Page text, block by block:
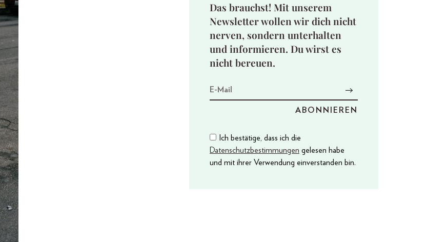
Das brauchst! Mit unserem
Newsletter wollen wir dich nicht
nerven, sondern unterhalten
und informieren. Du wirst es
nicht bereuen.
Ich bestätige, dass ich die
Datenschutzbestimmungen gelesen habe
und mit ihrer Verwendung einverstanden bin.